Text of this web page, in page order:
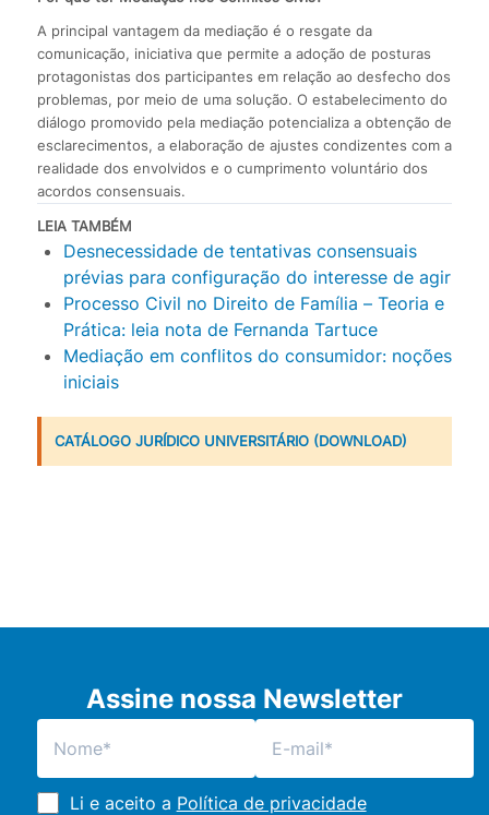
A principal vantagem da mediação é o resgate da
comunicação, iniciativa que permite a adoção de posturas
protagonistas dos participantes em relação ao desfecho dos
problemas, por meio de uma solução. O estabelecimento do
diálogo promovido pela mediação potencializa a obtenção de
esclarecimentos, a elaboração de ajustes condizentes com a
realidade dos envolvidos e o cumprimento voluntário dos
acordos consensuais.
LEIA TAMBÉM
Desnecessidade de tentativas consensuais
prévias para configuração do interesse de agir
Processo Civil no Direito de Família – Teoria e
Prática: leia nota de Fernanda Tartuce
Mediação em conflitos do consumidor: noções
iniciais
CATÁLOGO JURÍDICO UNIVERSITÁRIO (DOWNLOAD)
Assine nossa Newsletter
Li e aceito a Política de privacidade